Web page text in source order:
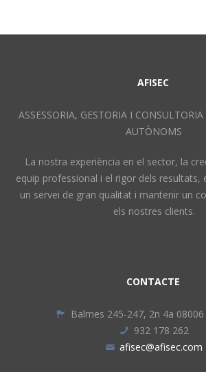
AFISEC
ASSESSORIA, GESTORIA I CONSULTORIA
AUTÒNOMS
La nostra experiència en el sector, la
equip professional i el rigor dels resultats,
un servei de gran qualitat i mantenir un
els nostres clients.
CONTACTE
Balmes 245-247, 2n 4a
932 178 262
afisec@afisec.com